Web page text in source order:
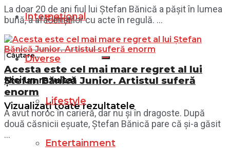
Filme
Nici un rezultat
Vizualizați toate rezultatele
Internațional
Diverse
Lifestyle
Entertainment
La doar 20 de ani fiul lui Ștefan Bănică a pășit în lumea
bună, a afaceriștilor cu acte în regulă. ...
Acesta este cel mai mare regret al lui
Ștefan Bănică Junior. Artistul suferă
enorm
A avut noroc în carieră, dar nu și în dragoste. După
două căsnicii eșuate, Ștefan Bănică pare că și-a găsit
...